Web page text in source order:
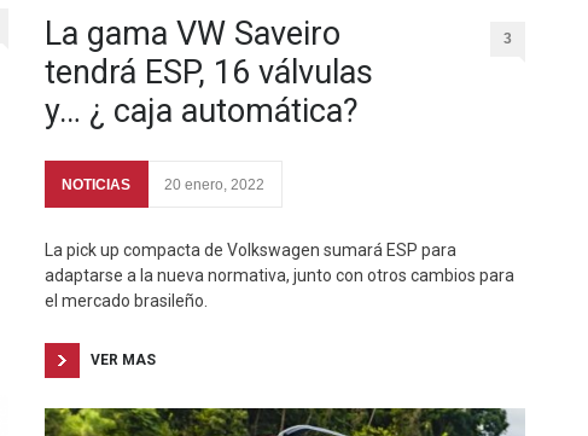
La gama VW Saveiro
tendrá ESP, 16 válvulas
y… ¿ caja automática?
3
NOTICIAS 20 enero, 2022
La pick up compacta de Volkswagen sumará ESP para
adaptarse a la nueva normativa, junto con otros cambios para
el mercado brasileño.
VER MAS